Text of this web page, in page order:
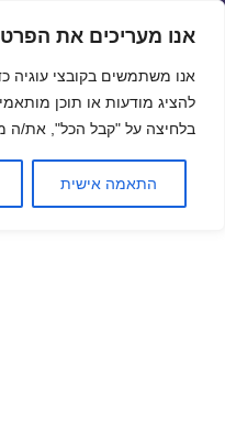
אנו מעריכים את
אנו משתמשים בקובצי עוגיה
להציג מודעות או תוכן
בלחיצה על "קבל הכל", את/ה
התאמה אישית